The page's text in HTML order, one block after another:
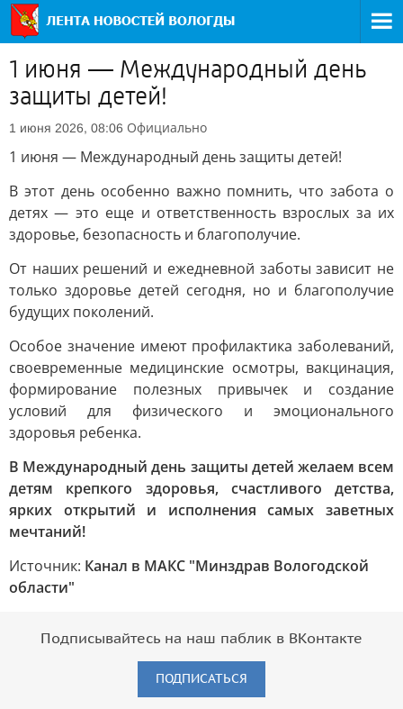
1 июня — Международный день
защиты детей!
1 июня 2026, 08:06 Официально
1 июня — Международный день защиты детей!
В этот день особенно важно помнить, что забота о
детях — это еще и ответственность взрослых за их
здоровье, безопасность и благополучие.
От наших решений и ежедневной заботы зависит не
только здоровье детей сегодня, но и благополучие
будущих поколений.
Особое значение имеют профилактика заболеваний,
своевременные медицинские осмотры, вакцинация,
формирование полезных привычек и создание
условий для физического и эмоционального
здоровья ребенка.
В Международный день защиты детей желаем всем
детям крепкого здоровья, счастливого детства,
ярких открытий и исполнения самых заветных
мечтаний!
Источник: Канал в МАКС "Минздрав Вологодской
области"
Подписывайтесь на наш паблик в ВКонтакте
ПОДПИСАТЬСЯ